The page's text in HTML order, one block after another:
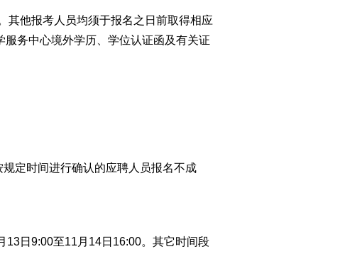
其他报考人员均须于报名之日前取得相应
务中心境外学历、学位认证函及有关证
定时间进行确认的应聘人员报名不成
日9:00至11月14日16:00。其它时间段